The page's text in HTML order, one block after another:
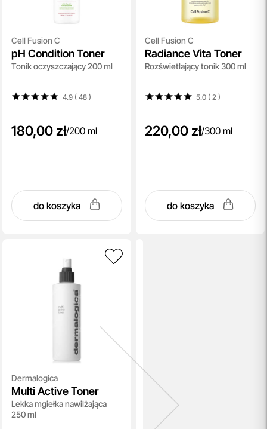
Cell Fusion C
pH Condition Toner
Tonik oczyszczający 200 ml
4.9 ( 48)
180,00 zł/200 ml
do koszyka
Cell Fusion C
Radiance Vita Toner
Rozświetlający tonik 300 ml
5.0 ( 2 )
220,00 zł/300 ml
do koszyka
Dermalogica
Multi Active Toner
Lekka mgiełka nawilżająca
250 ml